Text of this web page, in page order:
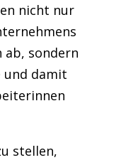
nicht nur
ab, sondern
und damit
stellen,